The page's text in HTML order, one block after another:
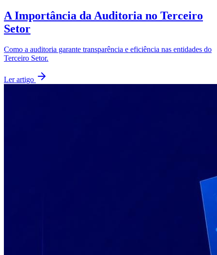
A Importância da Auditoria no Terceiro
Setor
Como a auditoria garante transparência e eficiência nas entidades do
Terceiro Setor.
Ler artigo